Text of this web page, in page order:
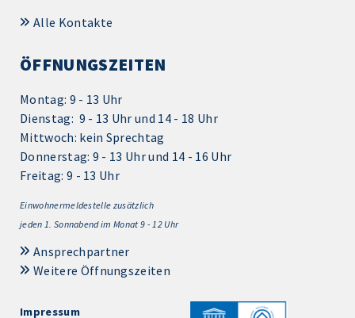
Alle Kontakte
ÖFFNUNGSZEITEN
Montag: 9 - 13 Uhr
Dienstag: 9 - 13 Uhr und 14 - 18 Uhr
Mittwoch: kein Sprechtag
Donnerstag: 9 - 13 Uhr und 14 - 16 Uhr
Freitag: 9 - 13 Uhr
Einwohnermeldestelle zusätzlich
jeden 1. Sonnabend im Monat 9 - 12 Uhr
Ansprechpartner
Weitere Öffnungszeiten
Impressum